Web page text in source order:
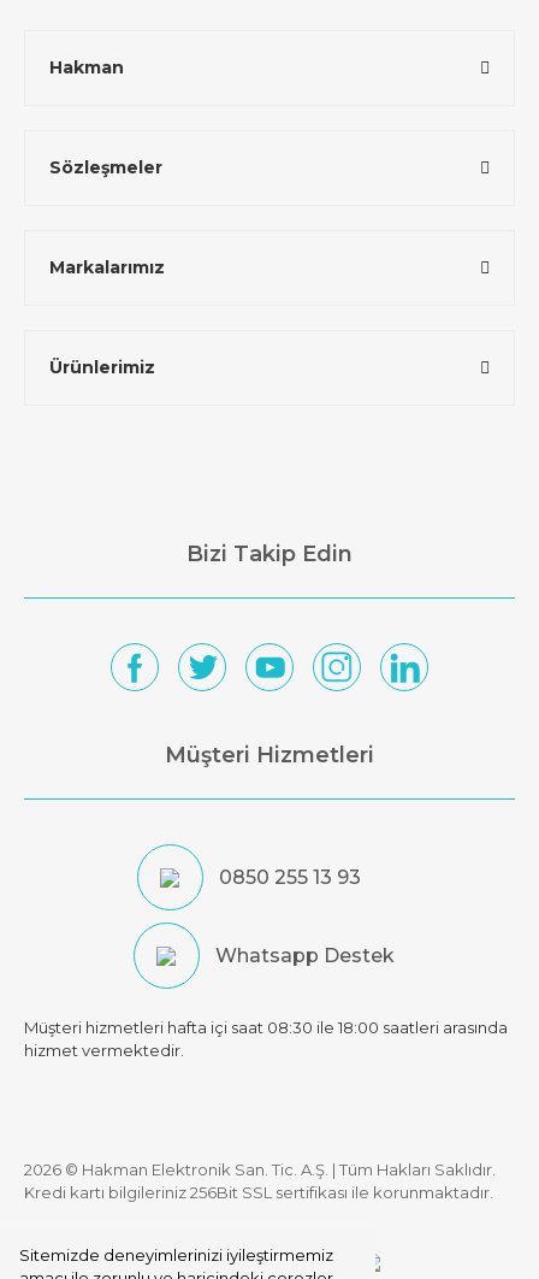
Sitemizde deneyimlerinizi iyileştirmemiz
Hakman
Sözleşmeler
Markalarımız
Ürünlerimiz
Bizi Takip Edin
Müşteri Hizmetleri
0850 255 13 93
Whatsapp Destek
Müşteri hizmetleri hafta içi saat 08:30 ile 18:00 saatleri arasında
hizmet vermektedir.
2026 © Hakman Elektronik San. Tic. A.Ş. | Tüm Hakları Saklıdır.
Kredi kartı bilgileriniz 256Bit SSL sertifikası ile korunmaktadır.